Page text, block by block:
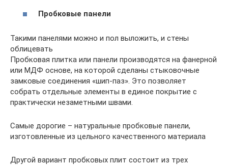
Пробковые панели
Такими панелями можно и пол выложить, и стены
облицевать
Пробковая плитка или панели производятся на фанерной
или МДФ основе, на которой сделаны стыковочные
замковые соединения «шип-паз». Это позволяет
собрать отдельные элементы в единое покрытие с
практически незаметными швами.
Самые дорогие – натуральные пробковые панели,
изготовленные из цельного качественного материала
Другой вариант пробковых плит состоит из трех